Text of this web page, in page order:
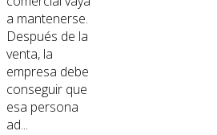
a mantenerse.
Después de la
venta, la
empresa debe
conseguir que
esa persona
ad...